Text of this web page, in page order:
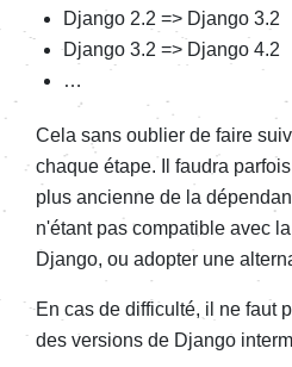
Django 2.2 => Django 3.2
Django 3.2 => Django 4.2
…
Cela sans oublier de faire
chaque étape. Il faudra
plus ancienne de la
n'étant pas compatible avec
Django, ou adopter une
En cas de difficulté, il ne faut
des versions de Django